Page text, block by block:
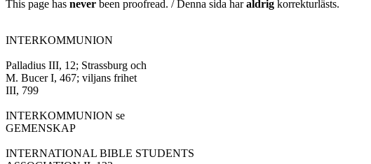
This page has never been proofread. / Denna sida haraldrig korrekturlästs.
INTERKOMMUNION
Palladius III, 12; Strassburg och
M. Bucer I, 467; viljans frihet
III, 799
INTERKOMMUNION se
GEMENSKAP
INTERNATIONAL BIBLE STUDENTS